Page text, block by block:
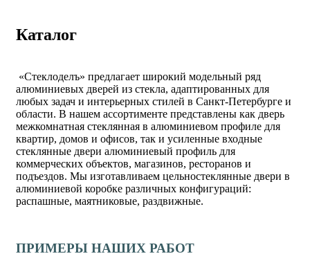
Каталог
«Стеклоделъ» предлагает широкий модельный ряд
алюминиевых дверей из стекла, адаптированных для
любых задач и интерьерных стилей в Санкт-Петербурге и
области. В нашем ассортименте представлены как дверь
межкомнатная стеклянная в алюминиевом профиле для
квартир, домов и офисов, так и усиленные входные
стеклянные двери алюминиевый профиль для
коммерческих объектов, магазинов, ресторанов и
подъездов. Мы изготавливаем цельностеклянные двери в
алюминиевой коробке различных конфигураций:
распашные, маятниковые, раздвижные.
ПРИМЕРЫ НАШИХ РАБОТ